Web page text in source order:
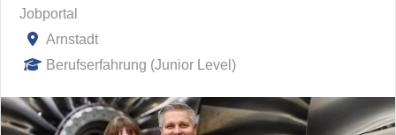
Jobportal
Arnstadt
Berufserfahrung (Junior Level)